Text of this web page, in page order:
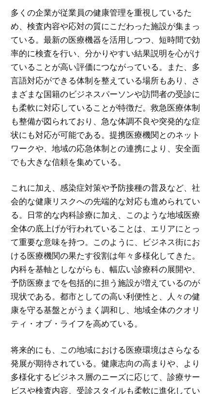
多くの企業が従業員の健康管理を重視しているた
め、検査内容や応対の質にこだわった施設が集まっ
ている。最新の医療機器を活用しつつ、短時間で効
率的に検査を行い、分かりやすい結果説明を心がけ
ていることが高い評価につながっている。また、多
言語対応ができる体制を整えている場所もあり、さ
まざまな国籍のビジネスパーソンや訪問者の受診に
も柔軟に対応していることが特徴だ。救急医療体制
も整備が図られており、急な体調不良や突発的な症
状にも対応が可能である。提携医療機関とのネット
ワークや、地域の応急体制との連携により、安全面
でも大きな信頼を集めている。
これに加え、感染症対策や予防接種の普及など、社
会的な健康リスクへの先端的な対応も進められてい
る。日常的な内科診療に加え、このような地域医療
全体の底上げが行われていることは、エリアにとっ
て重要な意味を持つ。このように、ビジネス街にお
ける医療機関の果たす役割は年々多様化してきた。
内科を基軸としながらも、幅広い診療科の展開や、
予防医療までを包括的に担う施設が増えているのが
現状である。都市としての高い利便性と、人々の健
康を守る基盤とがうまく調和し、地域全体のクオリ
ティ・オブ・ライフを高めている。
将来的にも、この地域における医療環境はさらなる
発展が期待されている。健康志向の高まりや、より
多様化するビジネス層のニーズに応じて、診療サー
ビスや検査内容、受診スタイルも柔軟に進化してい